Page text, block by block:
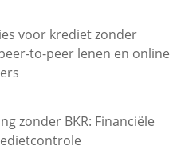
voor krediet zonder
to-peer lenen en online
zonder BKR: Financiële